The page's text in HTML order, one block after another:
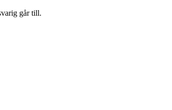
går till.